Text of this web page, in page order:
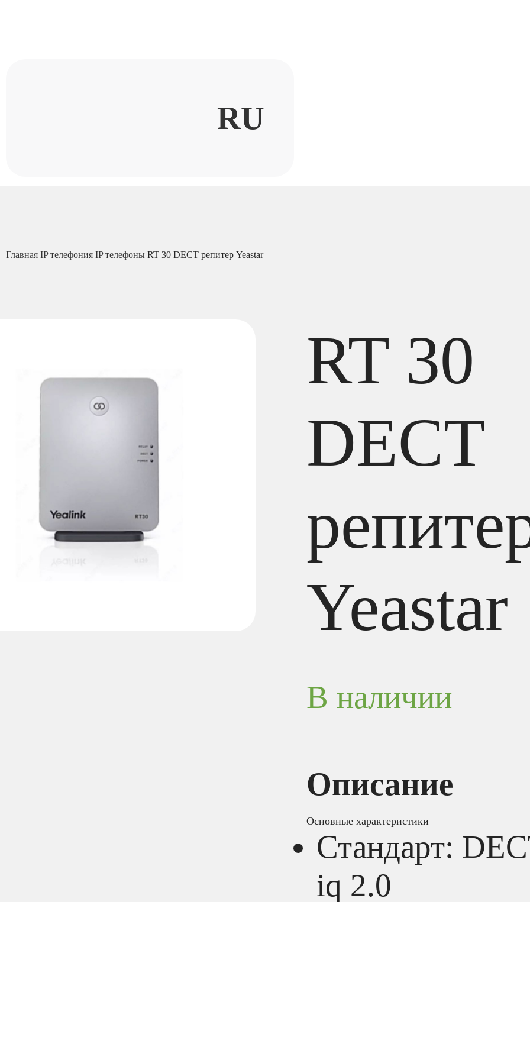
RU
Главная IP телефония IP телефоны RT 30 DECT репитер Yeastar
RT 30
DECT
Yeastar
В наличии
Описание
Основные характеристики
Стандарт:
iq 2.0